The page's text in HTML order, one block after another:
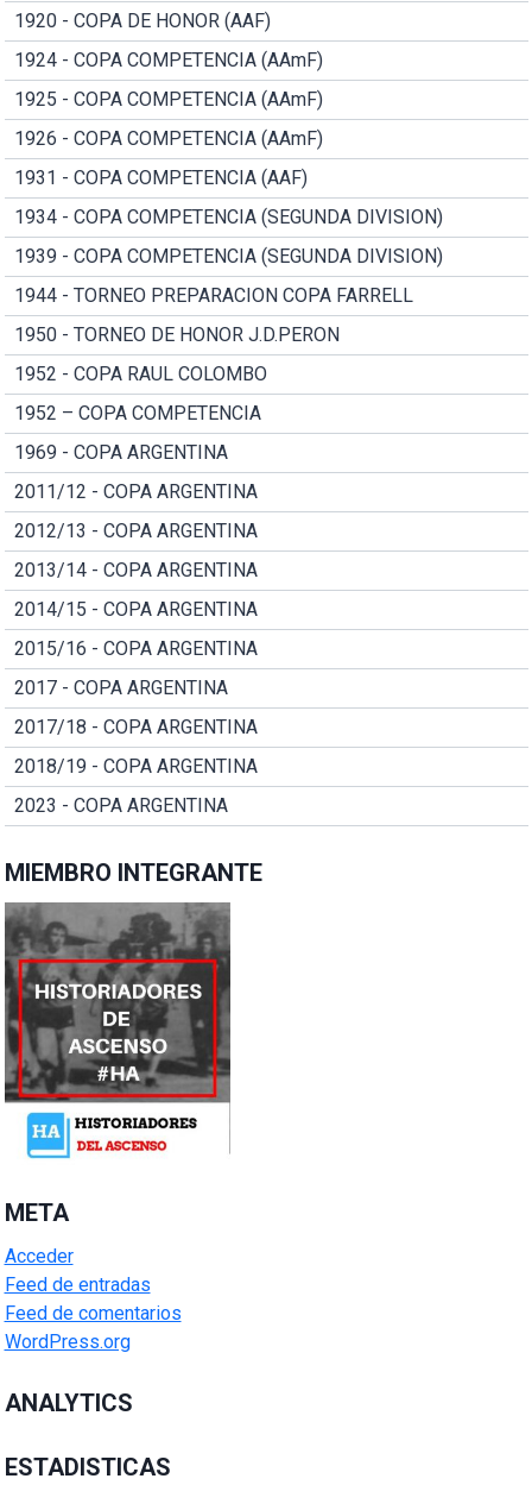
1920 - COPA DE HONOR (AAF)
1924 - COPA COMPETENCIA (AAmF)
1925 - COPA COMPETENCIA (AAmF)
1926 - COPA COMPETENCIA (AAmF)
1931 - COPA COMPETENCIA (AAF)
1934 - COPA COMPETENCIA (SEGUNDA DIVISION)
1939 - COPA COMPETENCIA (SEGUNDA DIVISION)
1944 - TORNEO PREPARACION COPA FARRELL
1950 - TORNEO DE HONOR J.D.PERON
1952 - COPA RAUL COLOMBO
1952 – COPA COMPETENCIA
1969 - COPA ARGENTINA
2011/12 - COPA ARGENTINA
2012/13 - COPA ARGENTINA
2013/14 - COPA ARGENTINA
2014/15 - COPA ARGENTINA
2015/16 - COPA ARGENTINA
2017 - COPA ARGENTINA
2017/18 - COPA ARGENTINA
2018/19 - COPA ARGENTINA
2023 - COPA ARGENTINA
MIEMBRO INTEGRANTE
META
Acceder
Feed de entradas
Feed de comentarios
WordPress.org
ANALYTICS
ESTADISTICAS